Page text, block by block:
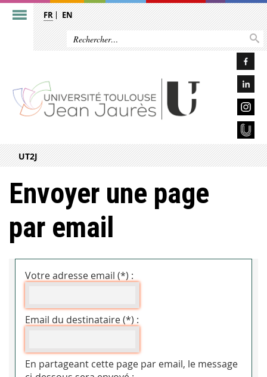
FR EN
UT2J
Envoyer une page
par email
Votre adresse email (*) :
Email du destinataire (*) :
En partageant cette page par email, le message